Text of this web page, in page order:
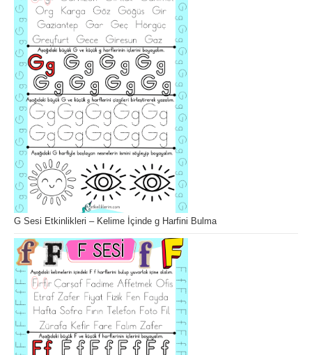
G Sesi Etkinlikleri – Kelime İçinde g Harfini Bulma